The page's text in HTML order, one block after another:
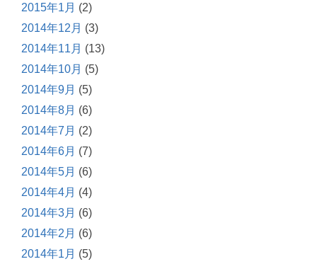
2015年1月 (2)
2014年12月 (3)
2014年11月 (13)
2014年10月 (5)
2014年9月 (5)
2014年8月 (6)
2014年7月 (2)
2014年6月 (7)
2014年5月 (6)
2014年4月 (4)
2014年3月 (6)
2014年2月 (6)
2014年1月 (5)